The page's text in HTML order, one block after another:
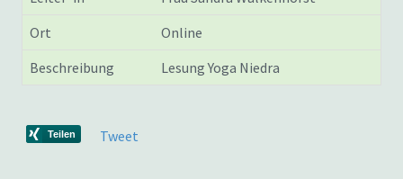
Ort
Online
Beschreibung
Lesung Yoga Niedra
Tweet